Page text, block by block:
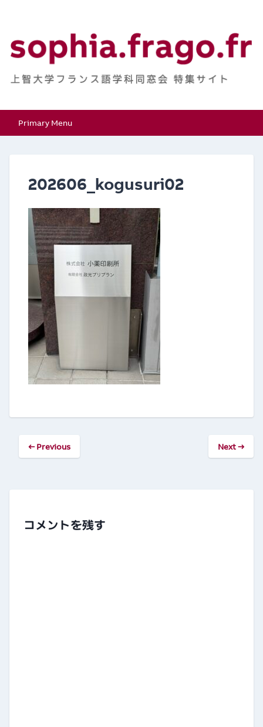
上智大学フランス語学
科同窓会
Primary Menu
202606_kogusuri02
← Previous Next →
コメントを残す